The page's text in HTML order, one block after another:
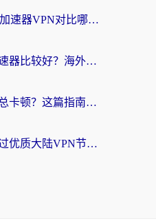
ChickCN VPN和番茄加速器VPN对比哪个回国效果更好？海外党亲测后的真实答案
在国外用什么网络加速器比较好？海外党亲测：从痛点到解决方案的全攻略
海外看国内电视直播总卡顿？这篇指南教你选对回国加速器，无缝追剧不发愁
海外党必看：如何通过优质大陆VPN节点无缝访问国内资源？